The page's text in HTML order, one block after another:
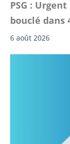
PSG :
bouclé dans
6 août 2026